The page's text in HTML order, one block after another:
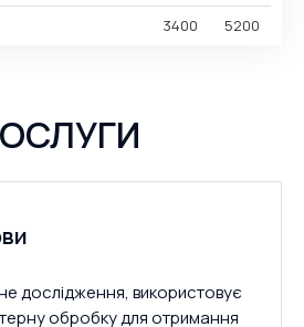
3400 5200
дослідження, використовує
обробку для отримання